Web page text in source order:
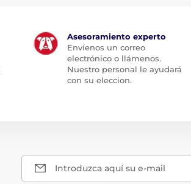
Asesoramiento experto
Envíenos un correo
electrónico o llámenos.
Nuestro personal le ayudará
con su eleccion.
Introduzca aquí su e-mail